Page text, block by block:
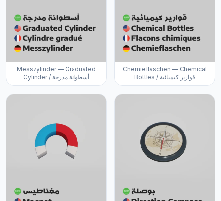
Messzylinder — Graduated
Cylinder / أسطوانة مدرجة
Chemieflaschen — Chemical
Bottles / قوارير كيميائية